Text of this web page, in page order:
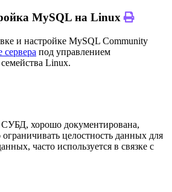
MySQL на Linux
и настройке MySQL Community
сервера под управлением
Linux.
хорошо документирована,
целостность данных для
часто используется в связке с